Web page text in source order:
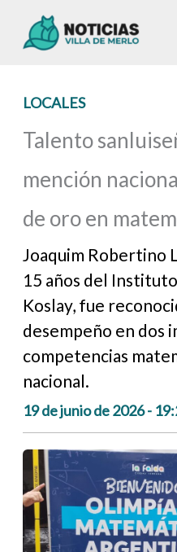
LOCALES
Talento
mención
de oro en
Joaquim Robertino
15 años del
Koslay, fue
desempeño en dos
competencias
nacional.
19 de junio de 2026 -